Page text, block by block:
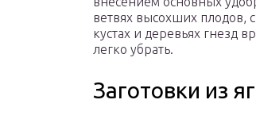
ветвях высохших плодов,
кустах и деревьях гнезд
легко убрать.
Заготовки из